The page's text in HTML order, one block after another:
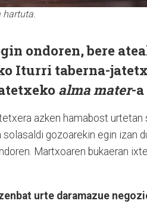
ondoren, bere
Iturri taberna-
alma mater-a
azken hamabost urtetan
gozoarekin egin izan
Martxoaren bukaeran
urte daramazue